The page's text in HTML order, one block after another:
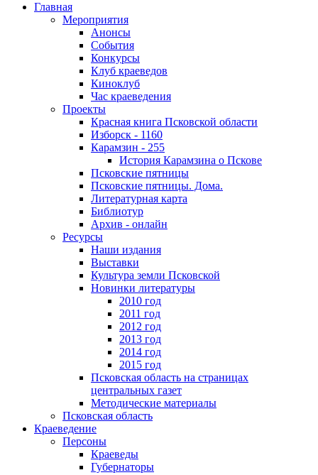
Главная
Мероприятия
Анонсы
События
Конкурсы
Клуб краеведов
Киноклуб
Час краеведения
Проекты
Красная книга Псковской области
Изборск - 1160
Карамзин - 255
История Карамзина о Пскове
Псковские пятницы
Псковские пятницы. Дома.
Литературная карта
Библиотур
Архив - онлайн
Ресурсы
Наши издания
Выставки
Культура земли Псковской
Новинки литературы
2010 год
2011 год
2012 год
2013 год
2014 год
2015 год
Псковская область на страницах
центральных газет
Методические материалы
Псковская область
Краеведение
Персоны
Краеведы
Губернаторы